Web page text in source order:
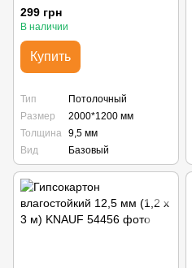
299 грн
В наличии
Купить
Тип
Потолочный
Размер
2000*1200 мм
Толщина 9,5 мм
Вид
Базовый